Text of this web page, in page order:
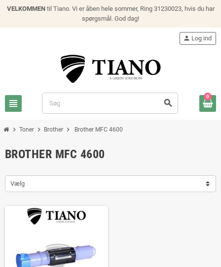
VELKOMMENtil Tiano. Vi er åben hele sommer, Ring 31230023, hvis du har
spørgsmål. God dag!
view_headline search
person Log ind
0
chevron_right Toner chevron_right Brother chevron_right Brother MFC 4600
BROTHER MFC 4600
Vælg